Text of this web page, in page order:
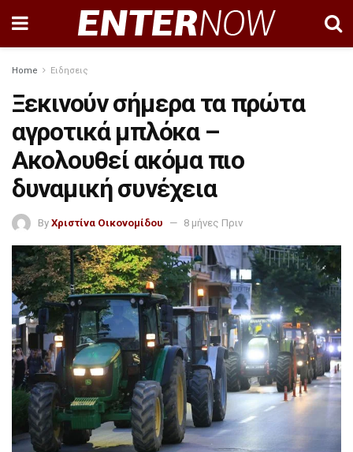
Home Ειδησεις
Ξεκινούν σήμερα τα πρώτα
αγροτικά μπλόκα –
Ακολουθεί ακόμα πιο
δυναμική συνέχεια
By Χριστίνα Οικονομίδου 8 μήνες Πριν